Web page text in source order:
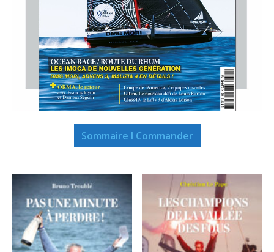
Sommaire I Commander